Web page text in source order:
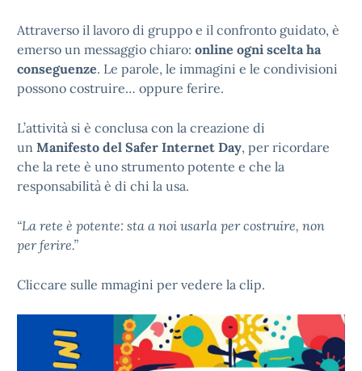
Attraverso il lavoro di gruppo e il confronto guidato, è
emerso un messaggio chiaro: online ogni scelta ha
conseguenze. Le parole, le immagini e le condivisioni
possono costruire… oppure ferire.
L’attività si è conclusa con la creazione di
un Manifesto del Safer Internet Day, per ricordare
che la rete è uno strumento potente e che la
responsabilità è di chi la usa.
“La rete è potente: sta a noi usarla per costruire, non
per ferire.”
Cliccare sulle mmagini per vedere la clip.